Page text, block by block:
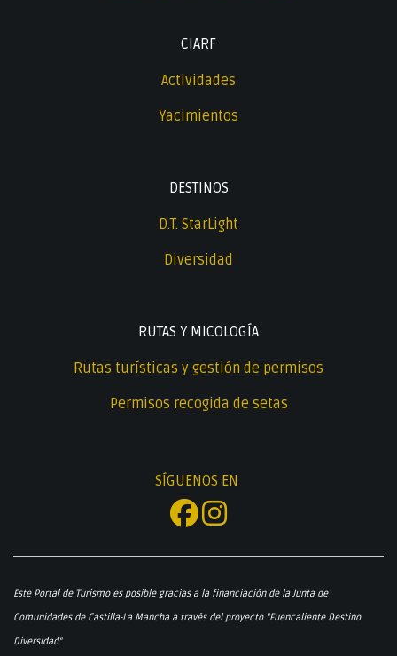
CIARF
Actividades
Yacimientos
DESTINOS
D.T. StarLight
Diversidad
RUTAS Y MICOLOGÍA
Rutas turísticas y gestión de permisos
Permisos recogida de setas
SÍGUENOS EN
Este Portal de Turismo es posible gracias a la financiación de la Junta de
Comunidades de Castilla-La Mancha a través del proyecto "Fuencaliente Destino
Diversidad"